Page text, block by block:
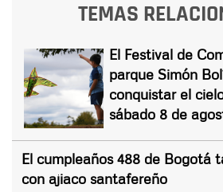
TEMAS
El Festival de
parque Simón
conquistar el
sábado 8 de
El cumpleaños 488 de Bogotá
con ajiaco santafereño